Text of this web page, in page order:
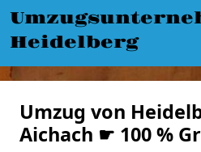
Heidelberg
Umzug von
Aichach ☛ 100 %